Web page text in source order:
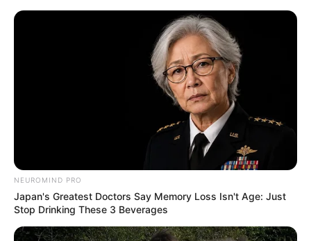
NEUROMIND PRO
Japan's Greatest Doctors Say Memory Loss Isn't Age: Just
Stop Drinking These 3 Beverages